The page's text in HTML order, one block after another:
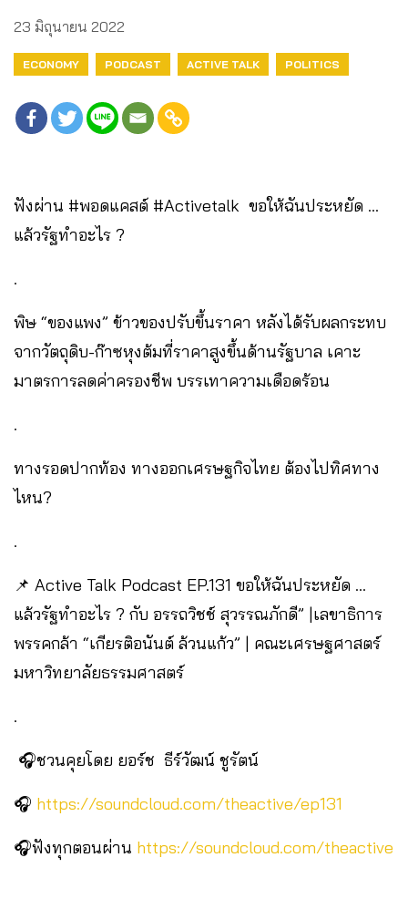
23 มิถุนายน 2022
ECONOMY PODCAST ACTIVE TALK POLITICS
ฟังผ่าน #พอดแคสต์ #Activetalk ขอให้ฉันประหยัด …
แล้วรัฐทำอะไร ?
.
พิษ “ของแพง” ข้าวของปรับขึ้นราคา หลังได้รับผลกระทบ
จากวัตถุดิบ-ก๊าซหุงต้มที่ราคาสูงขึ้นด้านรัฐบาล เคาะ
มาตรการลดค่าครองชีพ บรรเทาความเดือดร้อน
.
ทางรอดปากท้อง ทางออกเศรษฐกิจไทย ต้องไปทิศทาง
ไหน?
.
📌 Active Talk Podcast EP.131 ขอให้ฉันประหยัด …
แล้วรัฐทำอะไร ? กับ อรรถวิชช์ สุวรรณภักดี” |เลขาธิการ
พรรคกล้า “เกียรติอนันต์ ล้วนแก้ว” | คณะเศรษฐศาสตร์
มหาวิทยาลัยธรรมศาสตร์
.
🎧ชวนคุยโดย ยอร์ช ธีร์วัฒน์ ชูรัตน์
🎧 https://soundcloud.com/theactive/ep131
🎧ฟังทุกตอนผ่าน https://soundcloud.com/theactive